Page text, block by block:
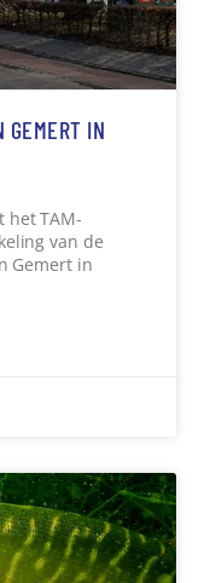
GEMERT IN
het TAM-
van de
Gemert in